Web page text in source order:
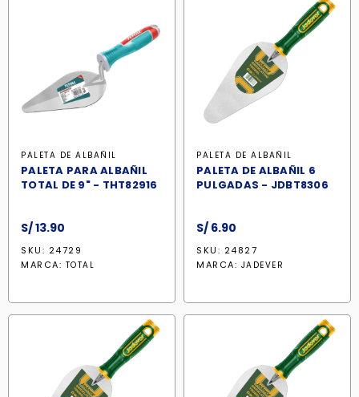
PALETA DE ALBAÑIL
PALETA PARA ALBAÑIL
TOTAL DE 9" - THT82916
S/13.90
SKU: 24729
MARCA: TOTAL
PALETA DE ALBAÑIL
PALETA DE ALBAÑIL 6
PULGADAS - JDBT8306
S/ 6.90
SKU: 24827
MARCA: JADEVER